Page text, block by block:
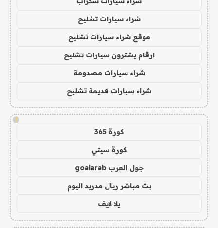
شراء سيارات تشليح
موقع شراء سيارات تشليح
ارقام يشترون سيارات تشليح
شراء سيارات مصدومة
شراء سيارات قديمة تشليح
!
كورة 365
كورة سيتي
جول العرب goalarab
بث مباشر ريال مدريد اليوم
يلا لايف